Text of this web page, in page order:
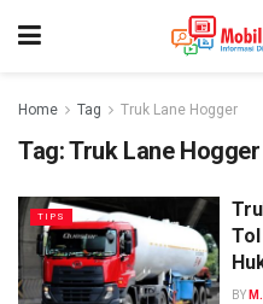
Home Tag Truk Lane Hogger
Tag:Truk Lane Hogger
TIPS
Tol
BY